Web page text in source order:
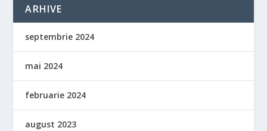
ARHIVE
septembrie 2024
mai 2024
februarie 2024
august 2023